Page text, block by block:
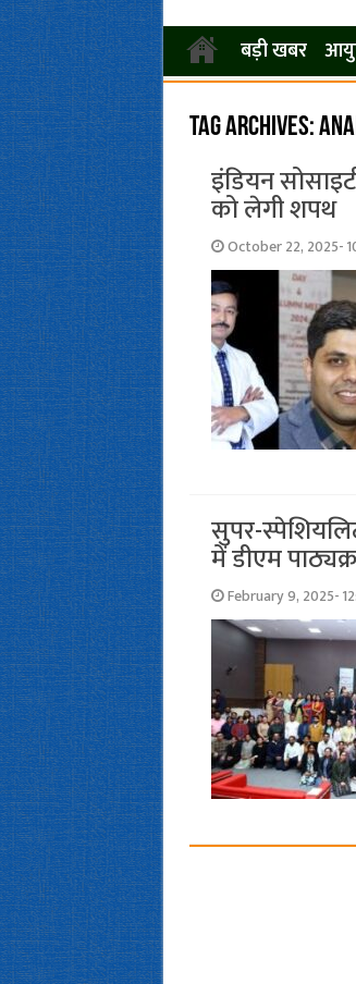
बड़ी खबर
Tag Archives:
इंडियन
को लेगी शपथ
October 22, 2025-
सुपर-
में डीएम
February 9, 2025-